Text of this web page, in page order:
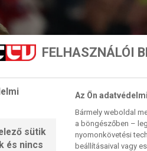
FELHASZNÁLÓI
sütik
és nincs
Az Ön
Bármely weboldal
a böngészőben –
nyomonkövetési
beállításaival vagy